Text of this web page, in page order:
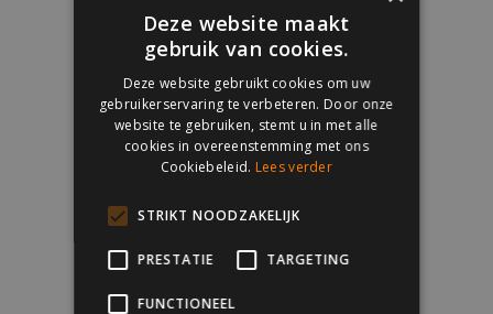
Deze website maakt
gebruik van cookies.
Deze website gebruikt cookies om uw
gebruikerservaring te verbeteren. Door onze
website te gebruiken, stemt u in met alle
cookies in overeenstemming met ons
Cookiebeleid. Lees verder
STRIKT NOODZAKELIJK
PRESTATIE TARGETING
FUNCTIONEEL